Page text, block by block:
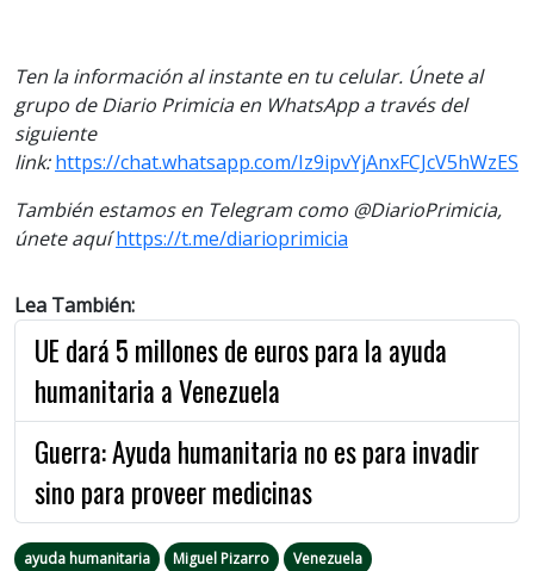
Ten la información al instante en tu celular. Únete al
grupo de Diario Primicia en WhatsApp a través del
siguiente
link:https://chat.whatsapp.com/Iz9ipvYjAnxFCJcV5hWzES
También estamos en Telegram como @DiarioPrimicia,
únete aquí https://t.me/diarioprimicia
Lea También:
UE dará 5 millones de euros para la ayuda
humanitaria a Venezuela
Guerra: Ayuda humanitaria no es para invadir
sino para proveer medicinas
ayuda humanitaria Miguel Pizarro Venezuela